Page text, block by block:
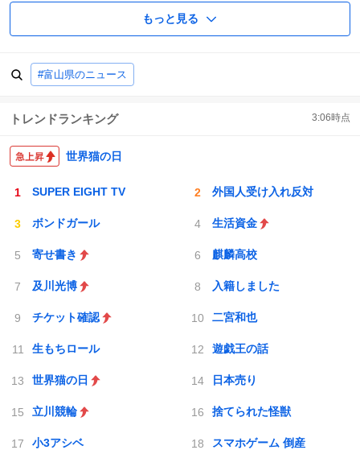
もっと見る
#富山県のニュース
トレンドランキング 3:06時点
世界猫の日
SUPER EIGHT TV 外国人受け入れ反対
ボンドガール 生活資金
寄せ書き 麒麟高校
及川光博 入籍しました
チケット確認 二宮和也
生もちロール 遊戯王の話
世界猫の日 日本売り
立川競輪 捨てられた怪獣
小3アシベ スマホゲーム 倒産